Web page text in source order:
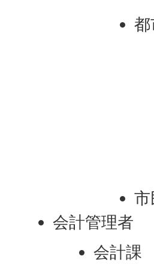
会計管理者
会計課